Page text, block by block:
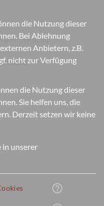
die Nutzung dieser
Bei Ablehnung
Anbietern, z.B.
nicht zur Verfügung
die Nutzung dieser
Sie helfen uns, die
Derzeit setzen wir keine
in unserer
help_outline
(ical)